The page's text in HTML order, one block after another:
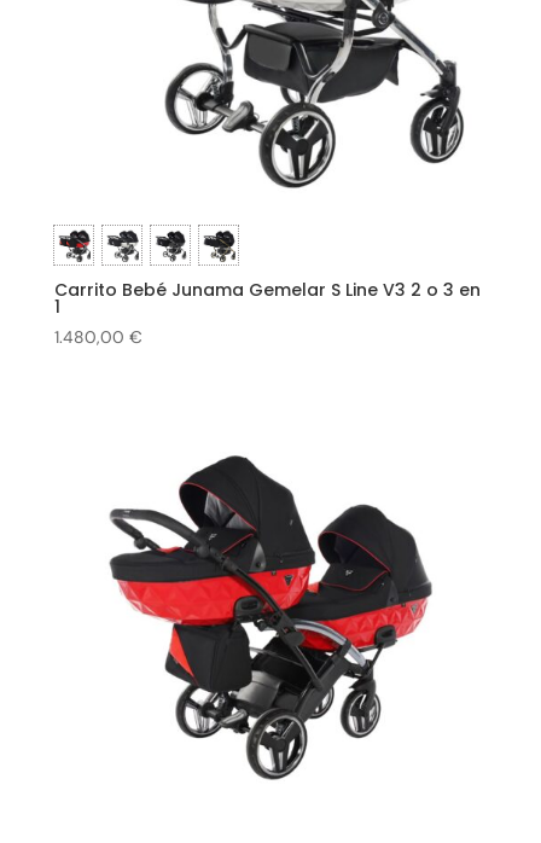
Carrito Bebé Junama Gemelar S Line V3 2 o 3 en
1
1.480,00 €